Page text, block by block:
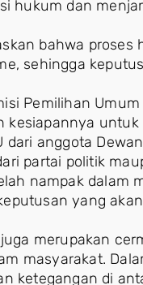
hukum dan
bahwa proses
sehingga
Pemilihan
kesiapannya
anggota
partai politik
nampak dalam
yang
merupakan
masyarakat.
ketegangan di